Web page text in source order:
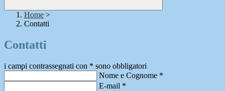
Home >
Contatti
Contatti
i campi contrassegnati con * sono obbligatori
Nome e Cognome *
E-mail *